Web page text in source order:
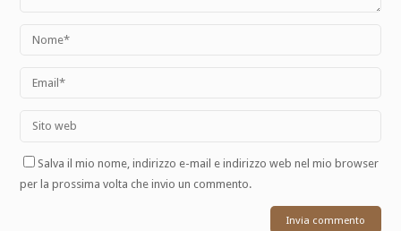
Salva il mio nome, indirizzo e-mail e indirizzo web nel mio browser
per la prossima volta che invio un commento.